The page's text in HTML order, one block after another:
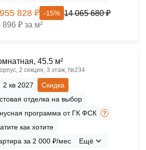
828 ₽ -15% 14 065 680 ₽
896 ₽ за м²
45.5 м²
2 секция, 3 этаж, №234
2 кв 2027
Скидка
отделка на выбор
программа от ГК ФСК
как хотите
за 2 000 ₽/мес
Ещё